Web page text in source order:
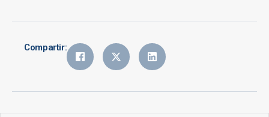
Compartir: